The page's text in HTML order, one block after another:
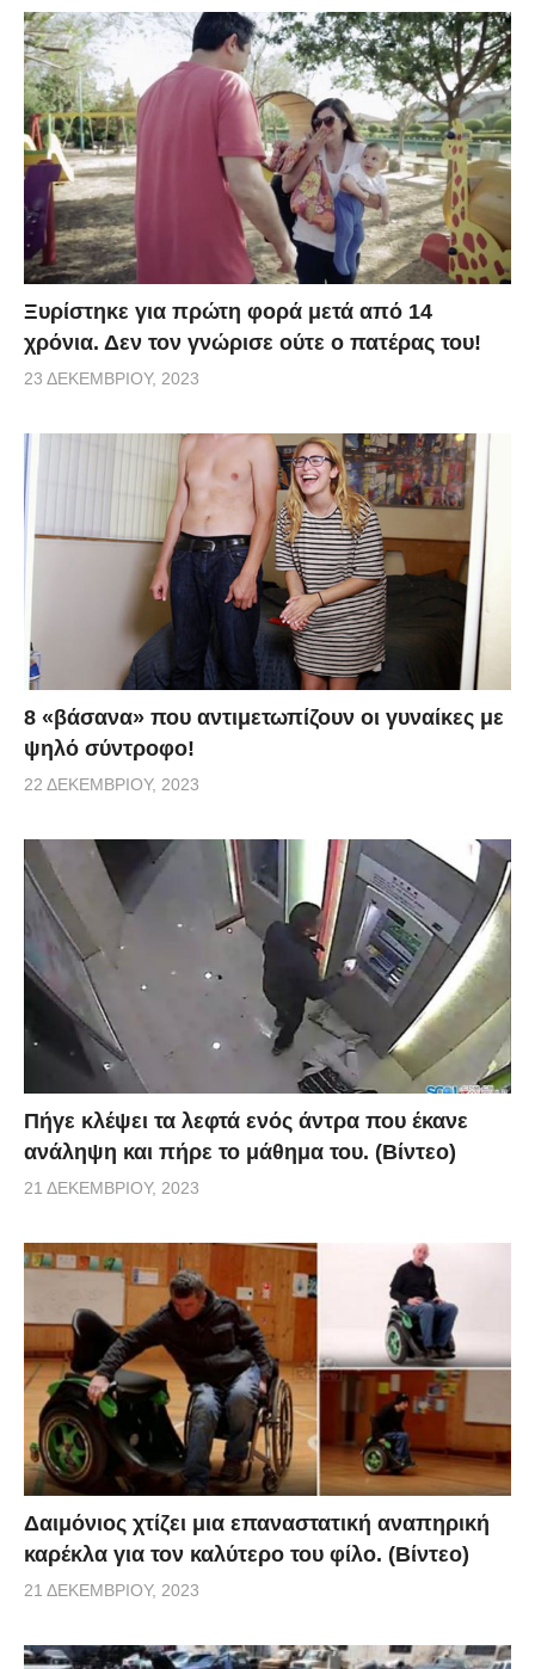
Ξυρίστηκε για πρώτη φορά μετά από 14
χρόνια. Δεν τον γνώρισε ούτε ο πατέρας του!
23 ΔΕΚΕΜΒΡΊΟΥ, 2023
8 «βάσανα» που αντιμετωπίζουν οι γυναίκες με
ψηλό σύντροφο!
22 ΔΕΚΕΜΒΡΊΟΥ, 2023
Πήγε κλέψει τα λεφτά ενός άντρα που έκανε
ανάληψη και πήρε το μάθημα του. (Βίντεο)
21 ΔΕΚΕΜΒΡΊΟΥ, 2023
Δαιμόνιος χτίζει μια επαναστατική αναπηρική
καρέκλα για τον καλύτερο του φίλο. (Βίντεο)
21 ΔΕΚΕΜΒΡΊΟΥ, 2023